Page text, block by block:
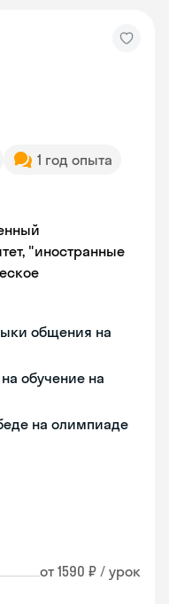
1 год опыта
"иностранные
общения на
обучение на
на олимпиаде
от 1590 ₽ / урок